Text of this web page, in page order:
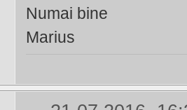
Numai bine
Marius